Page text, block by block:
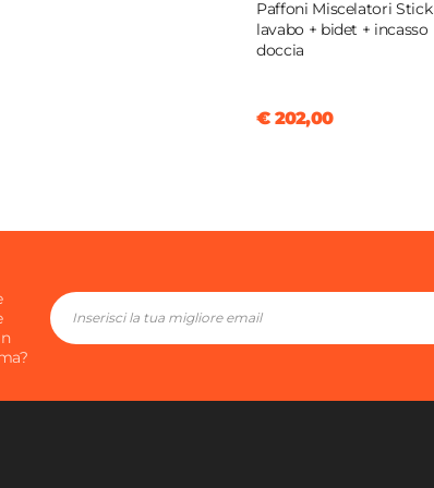
Paffoni Miscelatori Stick
lavabo + bidet + incasso
doccia
€ 202,00